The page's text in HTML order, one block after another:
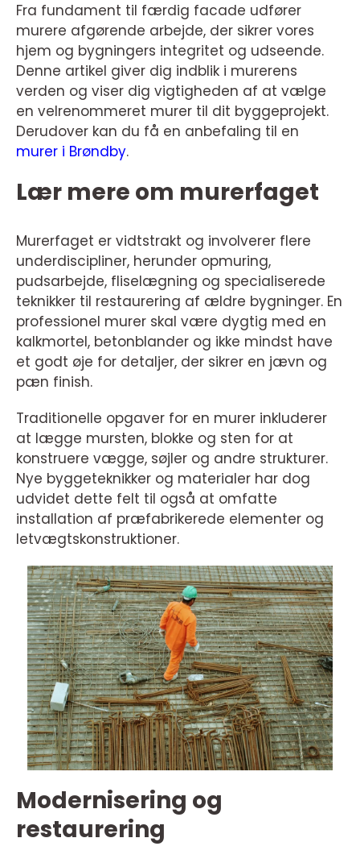
Fra fundament til færdig facade udfører
murere afgørende arbejde, der sikrer vores
hjem og bygningers integritet og udseende.
Denne artikel giver dig indblik i murerens
verden og viser dig vigtigheden af at vælge
en velrenommeret murer til dit byggeprojekt.
Derudover kan du få en anbefaling til en
murer i Brøndby.
Lær mere om murerfaget
Murerfaget er vidtstrakt og involverer flere
underdiscipliner, herunder opmuring,
pudsarbejde, fliselægning og specialiserede
teknikker til restaurering af ældre bygninger. En
professionel murer skal være dygtig med en
kalkmortel, betonblander og ikke mindst have
et godt øje for detaljer, der sikrer en jævn og
pæn finish.
Traditionelle opgaver for en murer inkluderer
at lægge mursten, blokke og sten for at
konstruere vægge, søjler og andre strukturer.
Nye byggeteknikker og materialer har dog
udvidet dette felt til også at omfatte
installation af præfabrikerede elementer og
letvægtskonstruktioner.
Modernisering og
restaurering